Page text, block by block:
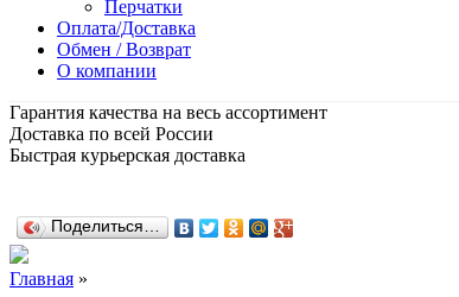
Перчатки
Оплата/Доставка
Обмен / Возврат
О компании
Гарантия качества на весь ассортимент
Доставка по всей России
Быстрая курьерская доставка
Поделиться…
Главная »